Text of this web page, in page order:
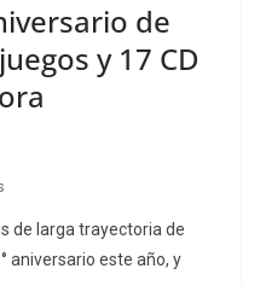
de
y 17 CD
de larga trayectoria de
aniversario este año, y